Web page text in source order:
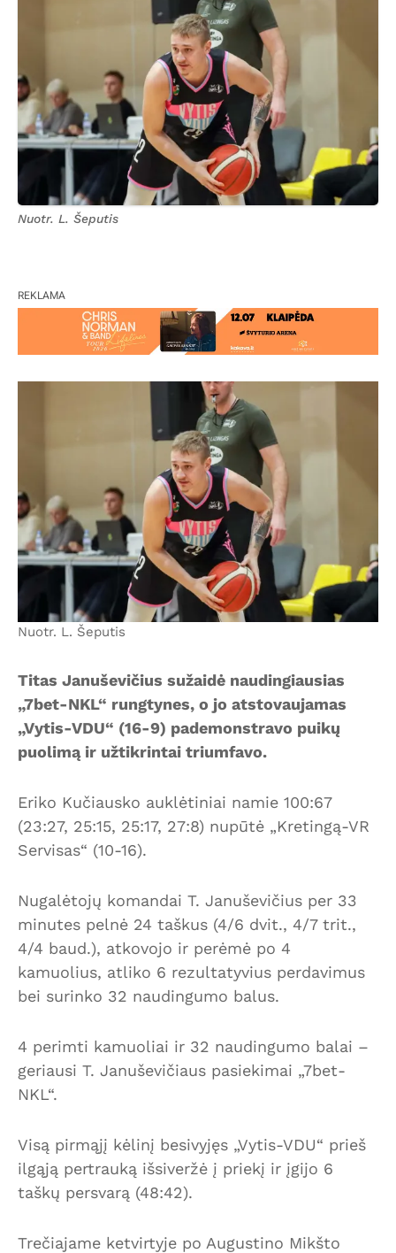
Nuotr. L. Šeputis
REKLAMA
Nuotr. L. Šeputis
Titas Januševičius sužaidė naudingiausias
„7bet-NKL“ rungtynes, o jo atstovaujamas
„Vytis-VDU“ (16-9) pademonstravo puikų
puolimą ir užtikrintai triumfavo.
Eriko Kučiausko auklėtiniai namie 100:67
(23:27, 25:15, 25:17, 27:8) nupūtė „Kretingą-VR
Servisas“ (10-16).
Nugalėtojų komandai T. Januševičius per 33
minutes pelnė 24 taškus (4/6 dvit., 4/7 trit.,
4/4 baud.), atkovojo ir perėmė po 4
kamuolius, atliko 6 rezultatyvius perdavimus
bei surinko 32 naudingumo balus.
4 perimti kamuoliai ir 32 naudingumo balai –
geriausi T. Januševičiaus pasiekimai „7bet-
NKL“.
Visą pirmąjį kėlinį besivyjęs „Vytis-VDU“ prieš
ilgąją pertrauką išsiveržė į priekį ir įgijo 6
taškų persvarą (48:42).
Trečiajame ketvirtyje po Augustino Mikšto